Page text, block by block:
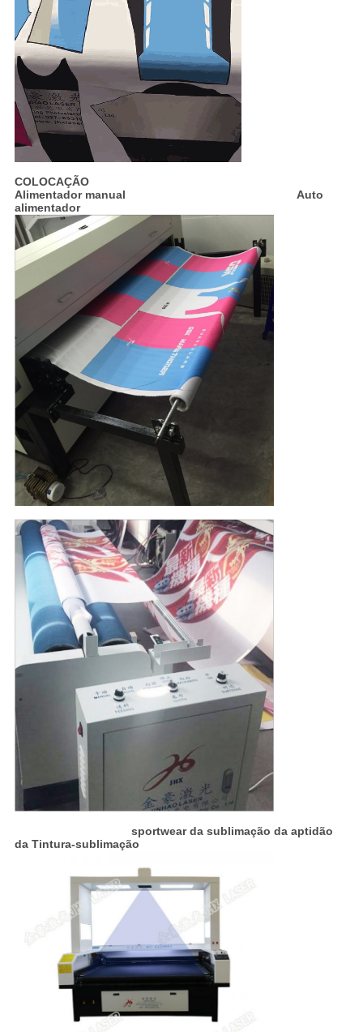
COLOCAÇÃO
Alimentador manual Auto
alimentador
sportwear da sublimação da aptidão
da Tintura-sublimação